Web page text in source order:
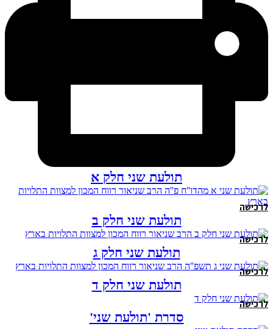
תולעת שני חלק א
לרכישה
תולעת שני חלק ב
לרכישה
תולעת שני חלק ג
לרכישה
תולעת שני חלק ד
לרכישה
סדרת 'תולעת שני'